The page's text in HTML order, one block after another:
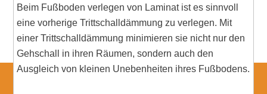
Beim Fußboden verlegen von Laminat ist es sinnvoll
eine vorherige Trittschalldämmung zu verlegen. Mit
einer Trittschalldämmung minimieren sie nicht nur den
Gehschall in ihren Räumen, sondern auch den
Ausgleich von kleinen Unebenheiten ihres Fußbodens.